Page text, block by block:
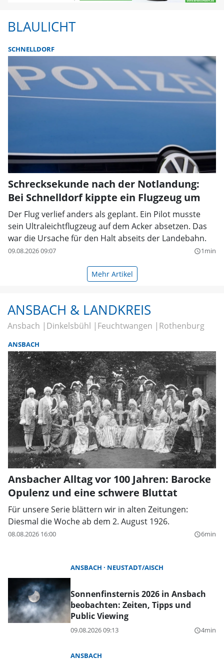
BLAULICHT
SCHNELLDORF
Schrecksekunde nach der Notlandung:
Bei Schnelldorf kippte ein Flugzeug um
Der Flug verlief anders als geplant. Ein Pilot musste
sein Ultraleichtflugzeug auf dem Acker absetzen. Das
war die Ursache für den Halt abseits der Landebahn.
09.08.2026 09:07 query_builder1min
Mehr Artikel
ANSBACH & LANDKREIS
Ansbach Dinkelsbühl Feuchtwangen Rothenburg
ANSBACH
Ansbacher Alltag vor 100 Jahren: Barocke
Opulenz und eine schwere Bluttat
Für unsere Serie blättern wir in alten Zeitungen:
Diesmal die Woche ab dem 2. August 1926.
08.08.2026 16:00 query_builder6min
ANSBACH NEUSTADT/AISCH
Sonnenfinsternis 2026 in Ansbach
beobachten: Zeiten, Tipps und
Public Viewing
09.08.2026 09:13 query_builder4min
ANSBACH